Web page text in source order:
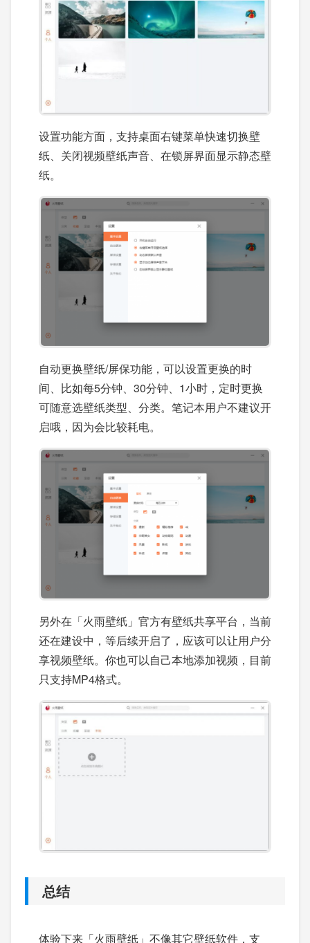
设置功能方面，支持桌面右键菜单快速切换壁
纸、关闭视频壁纸声音、在锁屏界面显示静态壁
纸。
自动更换壁纸/屏保功能，可以设置更换的时
间、比如每5分钟、30分钟、1小时，定时更换
可随意选壁纸类型、分类。笔记本用户不建议开
启哦，因为会比较耗电。
另外在「火雨壁纸」官方有壁纸共享平台，当前
还在建设中，等后续开启了，应该可以让用户分
享视频壁纸。你也可以自己本地添加视频，目前
只支持MP4格式。
总结
体验下来「火雨壁纸」不像其它壁纸软件，支